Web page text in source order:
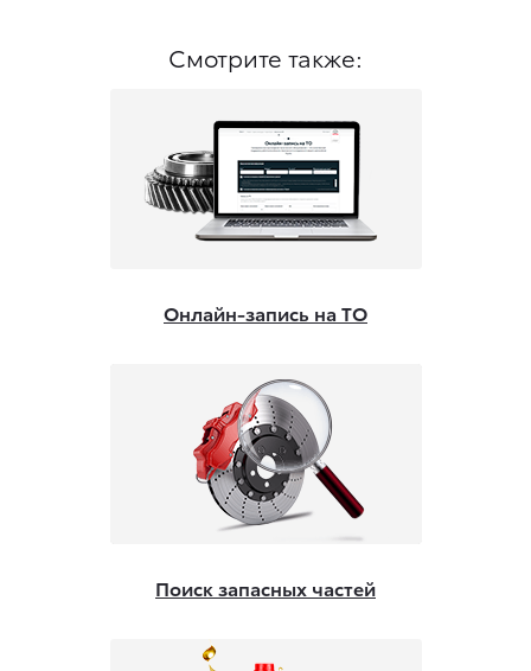
Смотрите также:
Онлайн-запись на ТО
Поиск запасных частей